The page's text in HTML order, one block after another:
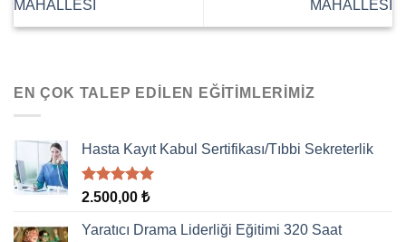
MAHALLESİ
MAHALLESİ
EN ÇOK TALEP EDILEN EĞITIMLERIMIZ
Hasta Kayıt Kabul Sertifikası/Tıbbi Sekreterlik
5 üzerinden
aldı
2.500,00 ₺
Yaratıcı Drama Liderliği Eğitimi 320 Saat